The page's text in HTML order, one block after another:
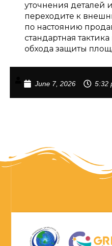
уточнения деталей
переходите к
по настоянию
стандартная
обхода защиты
June 7, 2026 5:32